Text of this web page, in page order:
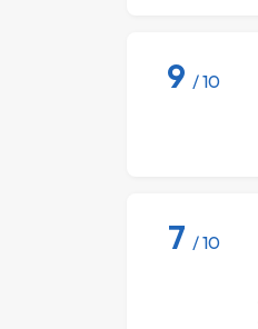
9 / 10
7 / 10